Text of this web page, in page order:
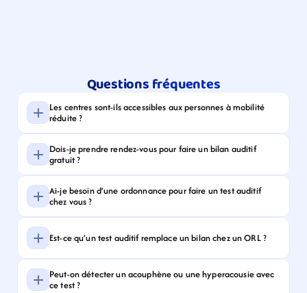
Questions fréquentes
Les centres sont-ils accessibles aux personnes à mobilité
réduite ?
Dois-je prendre rendez-vous pour faire un bilan auditif
gratuit ?
Ai-je besoin d’une ordonnance pour faire un test auditif
chez vous ?
Est-ce qu’un test auditif remplace un bilan chez un ORL ?
Peut-on détecter un acouphène ou une hyperacousie avec
ce test ?